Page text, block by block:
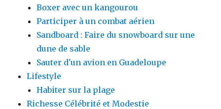
Boxer avec un kangourou
Participer à un combat aérien
Sandboard : Faire du snowboard sur une
dune de sable
Sauter d'un avion en Guadeloupe
Lifestyle
Habiter sur la plage
Richesse Célébrité et Modestie